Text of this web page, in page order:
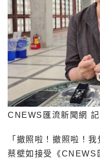
CNEWS匯流新聞網
「撤照啦！撤照啦！
蔡壁如接受《CNEWS